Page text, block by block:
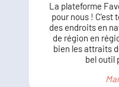
La plateforme
pour nous ! C'est
des endroits en
de région en
bien les attraits
bel outil